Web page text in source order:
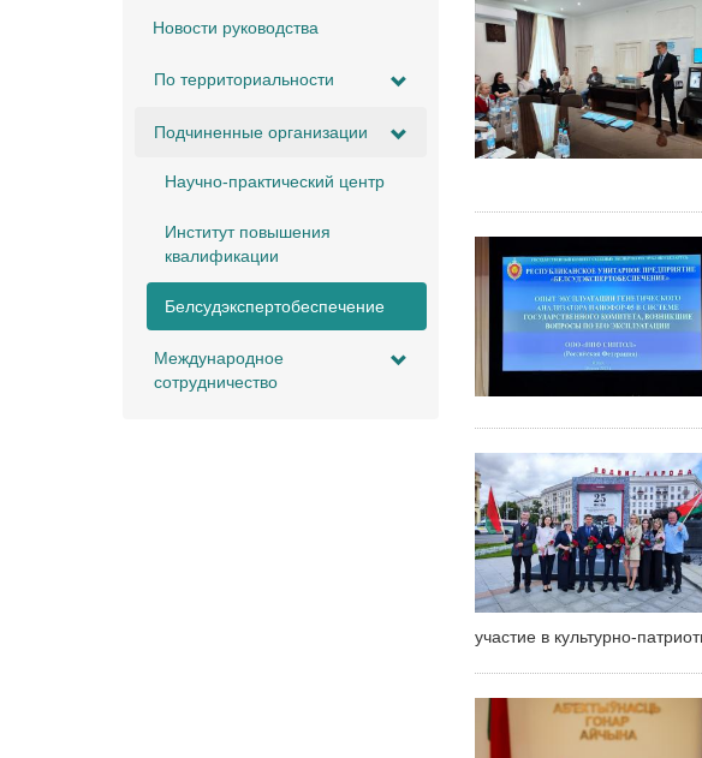
Новости руководства
По территориальности
Подчиненные организации
Научно-практический центр
Институт повышения
квалификации
Белсудэкспертобеспечение
Международное
сотрудничество
участие в культурно-